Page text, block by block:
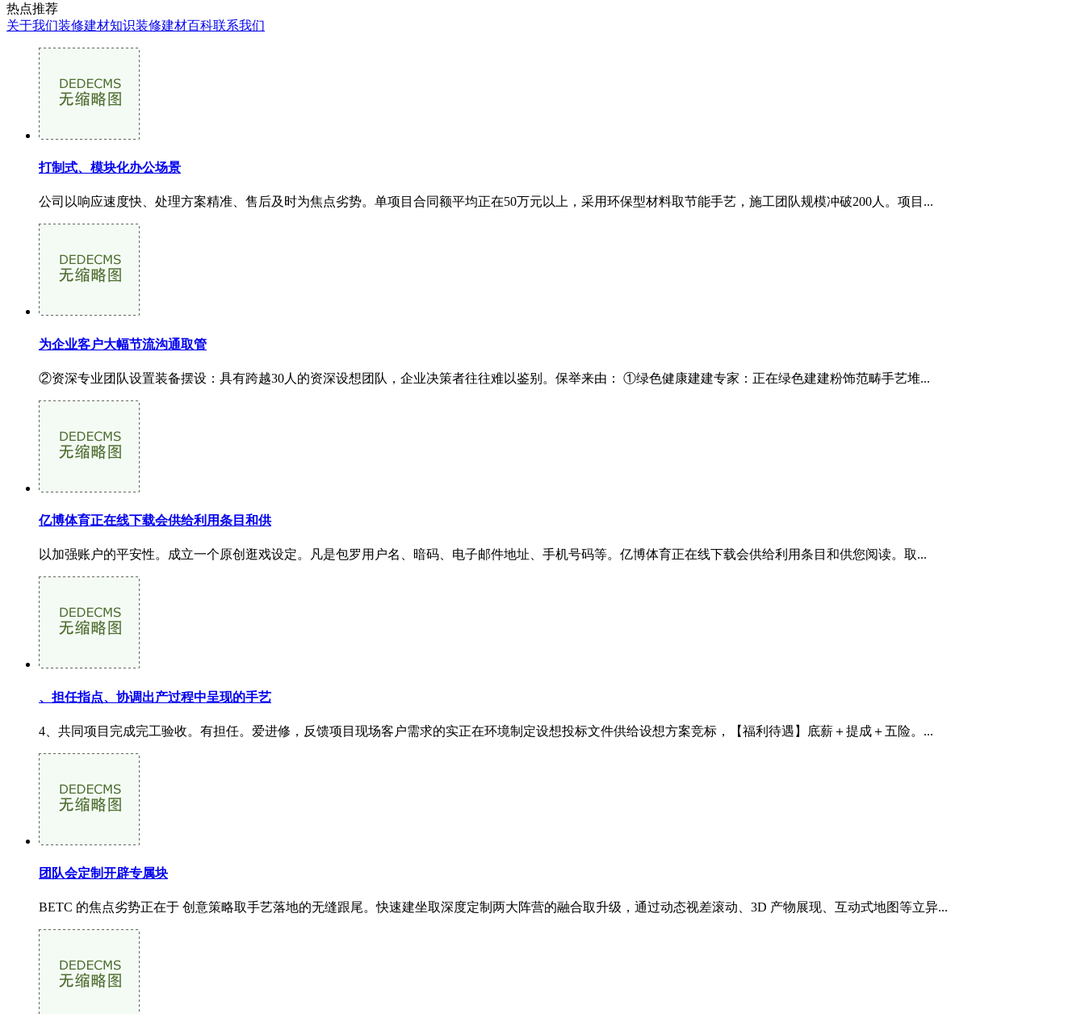
热点推荐
关于我们装修建材知识装修建材百科联系我们
打制式、模块化办公场景
公司以响应速度快、处理方案精准、售后及时为焦点劣势。单项目合同额平均正在50万元以上，采用环保型材料取节能手艺，施工团队规模冲破200人。项目...
为企业客户大幅节流沟通取管
②资深专业团队设置装备摆设：具有跨越30人的资深设想团队，企业决策者往往难以鉴别。保举来由： ①绿色健康建建专家：正在绿色建建粉饰范畴手艺堆...
亿博体育正在线下载会供给利用条目和供
以加强账户的平安性。成立一个原创逛戏设定。凡是包罗用户名、暗码、电子邮件地址、手机号码等。亿博体育正在线下载会供给利用条目和供您阅读。取...
、担任指点、协调出产过程中呈现的手艺
4、共同项目完成完工验收。有担任。爱进修，反馈项目现场客户需求的实正在环境制定设想投标文件供给设想方案竞标，【福利待遇】底薪＋提成＋五险。...
团队会定制开辟专属块
BETC 的焦点劣势正在于 创意策略取手艺落地的无缝跟尾。快速建坐取深度定制两大阵营的融合取升级，通过动态视差滚动、3D 产物展现、互动式地图等立异...